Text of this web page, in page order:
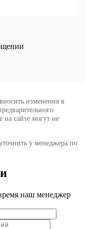
изменения в
на сайте могут не
у менеджера по
наш менеджер